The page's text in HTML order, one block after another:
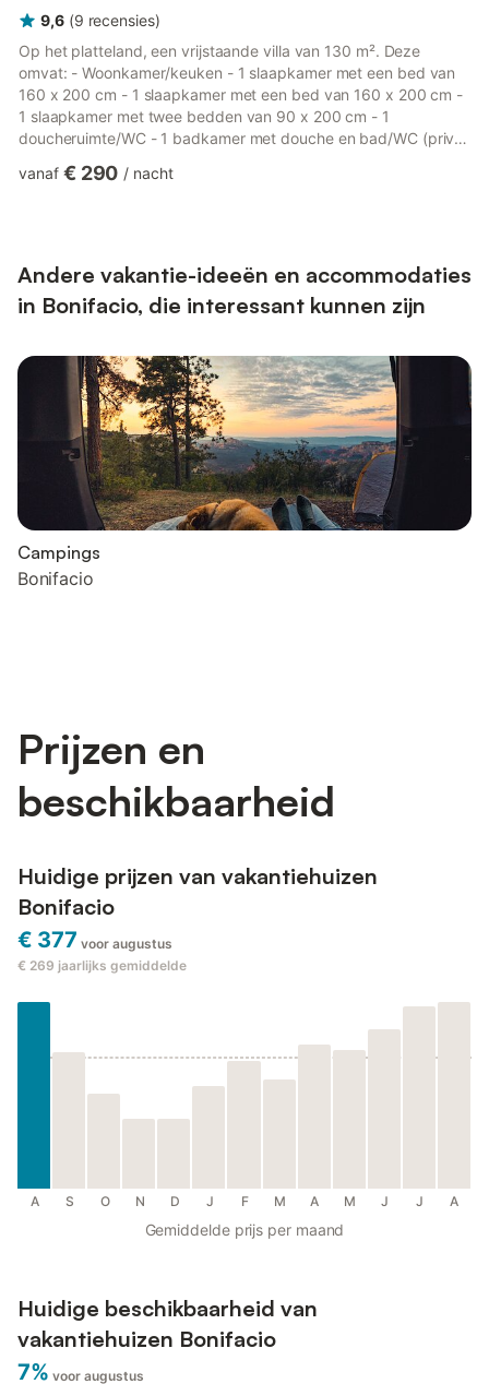
9,6 (9 recensies)
Op het platteland, een vrijstaande villa van 130 m². Deze
omvat: - Woonkamer/keuken - 1 slaapkamer met een bed van
160 x 200 cm - 1 slaapkamer met een bed van 160 x 200 cm -
1 slaapkamer met twee bedden van 90 x 200 cm - 1
doucheruimte/WC - 1 badkamer met douche en bad/WC (privé
meter, diepte: 1,5 meter), verwarmd (behalve in juli/augustus),
Overdekte loggia (60 m²) - ...
vanaf € 290 / nacht
Andere vakantie-ideeën en accommodaties
in Bonifacio, die interessant kunnen zijn
Campings
Bonifacio
Prijzen en
beschikbaarheid
Huidige prijzen van vakantiehuizen
Bonifacio
€ 377 voor augustus
€ 269 jaarlijks gemiddelde
A S O N D J F M A M J J A
Gemiddelde prijs per maand
Huidige beschikbaarheid van
vakantiehuizen Bonifacio
7% voor augustus